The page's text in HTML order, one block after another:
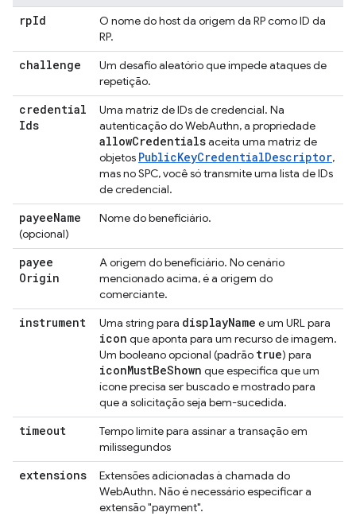
rpId
O nome do host da origem da RP como ID da
RP.
challenge
Um desafio aleatório que impede ataques de
repetição.
credential
Ids
Uma matriz de IDs de credencial. Na
autenticação do WebAuthn, a propriedade
allowCredentialsaceita uma matriz de
objetos PublicKeyCredentialDescriptor,
mas no SPC, você só transmite uma lista de IDs
de credencial.
payeeName
(opcional)
Nome do beneficiário.
payee
Origin
A origem do beneficiário. No cenário
mencionado acima, é a origem do
comerciante.
instrument Uma string para displayName e um URL para
icon que aponta para um recurso de imagem.
Um booleano opcional (padrão true) para
iconMustBeShown que especifica que um
ícone precisa ser buscado e mostrado para
que a solicitação seja bem-sucedida.
timeout
Tempo limite para assinar a transação em
milissegundos
extensions
Extensões adicionadas à chamada do
WebAuthn. Não é necessário especificar a
extensão "payment".